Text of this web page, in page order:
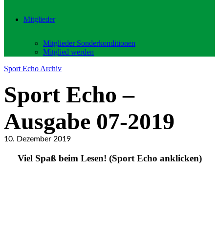
Mitglieder
Mitglieder Sonderkonditionen
Mitglied werden
Sport Echo Archiv
Sport Echo –
Ausgabe 07-2019
10. Dezember 2019
Viel Spaß beim Lesen! (Sport Echo anklicken)